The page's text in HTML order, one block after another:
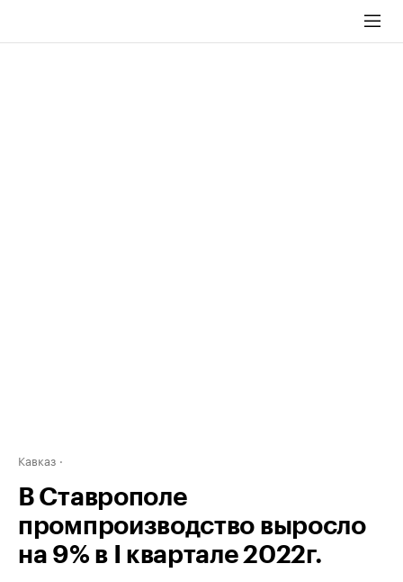
Кавказ
В Ставрополе
промпроизводство выросло
на 9% в I квартале 2022г.